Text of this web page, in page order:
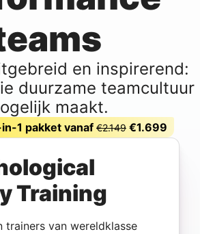
en inspirerend:
duurzame teamcultuur
maakt.
1 pakket vanaf€2.149€1.699
Training
trainers van wereldklasse